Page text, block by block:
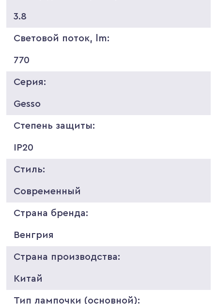
3.8
Световой поток, lm:
770
Серия:
Gesso
Степень защиты:
IP20
Стиль:
Современный
Страна бренда:
Венгрия
Страна производства:
Китай
Тип лампочки (основной):